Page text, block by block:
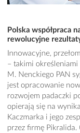
Polska współpraca
rewolucyjne
Innowacyjne,
– takimi
M. Nenckiego PAN
jest opracowanie
rozwojem padaczki
opierają się na
Kaczmarka i jego
przez firmę Pikralida.